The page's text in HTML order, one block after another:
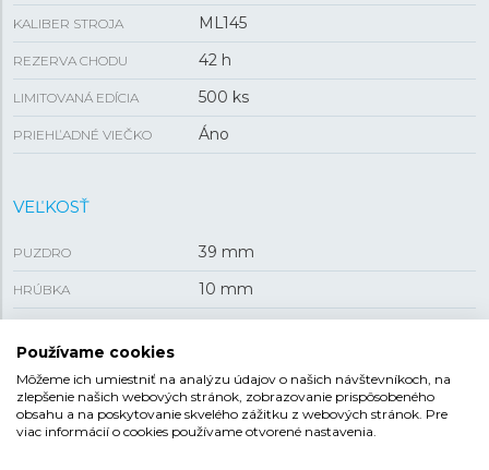
KALIBER STROJA ML145
REZERVA CHODU 42 h
LIMITOVANÁ EDÍCIA 500 ks
PRIEHĽADNÉ VIEČKO Áno
VEĽKOSŤ
PUZDRO 39 mm
HRÚBKA 10 mm
REMIENOK
MATERIÁL REMIENKA Oceľ
Používame cookies
Môžeme ich umiestniť na analýzu údajov o našich návštevníkoch, na
zlepšenie našich webových stránok, zobrazovanie prispôsobeného
obsahu a na poskytovanie skvelého zážitku z webových stránok. Pre
viac informácií o cookies používame otvorené nastavenia.